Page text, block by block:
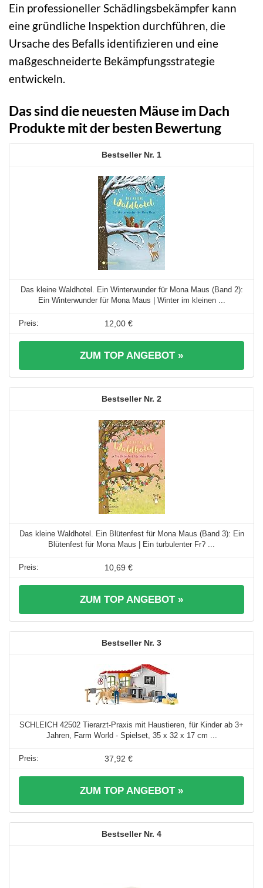
Ein professioneller Schädlingsbekämpfer kann
eine gründliche Inspektion durchführen, die
Ursache des Befalls identifizieren und eine
maßgeschneiderte Bekämpfungsstrategie
entwickeln.
Das sind die neuesten Mäuse im Dach
Produkte mit der besten Bewertung
1
Das kleine Waldhotel. Ein Winterwunder für Mona Maus (Band 2):
Ein Winterwunder für Mona Maus | Winter im kleinen ...
12,00 €
ZUM TOP ANGEBOT »
2
Das kleine Waldhotel. Ein Blütenfest für Mona Maus (Band 3): Ein
Blütenfest für Mona Maus | Ein turbulenter Fr? ...
10,69 €
ZUM TOP ANGEBOT »
3
SCHLEICH 42502 Tierarzt-Praxis mit Haustieren, für Kinder ab 3+
Jahren, Farm World - Spielset, 35 x 32 x 17 cm ...
37,92 €
ZUM TOP ANGEBOT »
4